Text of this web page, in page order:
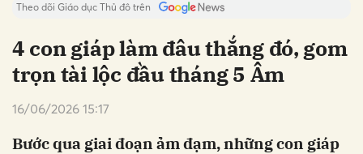
Theo dõi Giáo dục Thủ đô trên
4 con giáp làm đâu thắng đó, gom
trọn tài lộc đầu tháng 5 Âm
16/06/2026 15:17
Bước qua giai đoạn ảm đạm, những con giáp